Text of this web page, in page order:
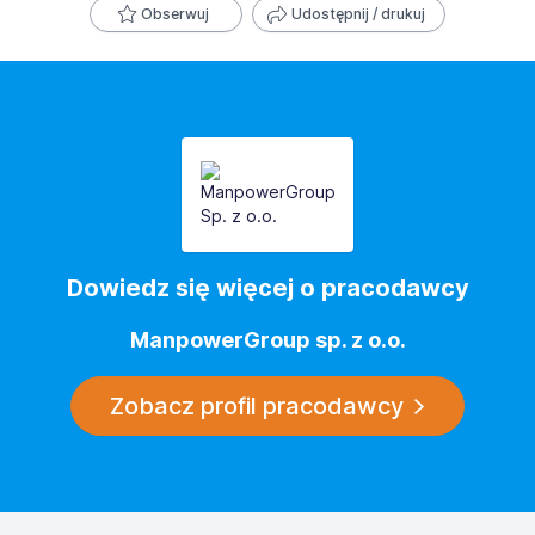
Obserwuj Udostępnij / drukuj
Dowiedz się więcej o pracodawcy
ManpowerGroup sp. z o.o.
Zobacz profil pracodawcy